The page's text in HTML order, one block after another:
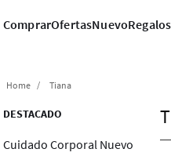
ComprarOfertasNuevoRegalos
Tiana
DESTACADO
Cuidado Corporal Nuevo